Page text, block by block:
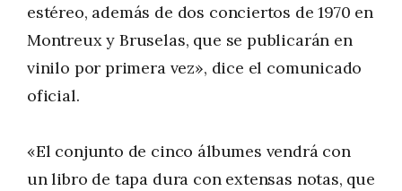
estéreo, además de dos conciertos de 1970 en
Montreux y Bruselas, que se publicarán en
vinilo por primera vez», dice el comunicado
oficial.
«El conjunto de cinco álbumes vendrá con
un libro de tapa dura con extensas notas, que